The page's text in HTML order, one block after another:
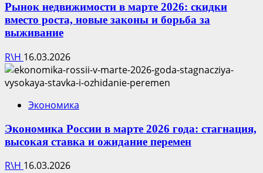
Рынок недвижимости в марте 2026: скидки
вместо роста, новые законы и борьба за
выживание
R\H 16.03.2026
Экономика
Экономика России в марте 2026 года: стагнация,
высокая ставка и ожидание перемен
R\H 16.03.2026